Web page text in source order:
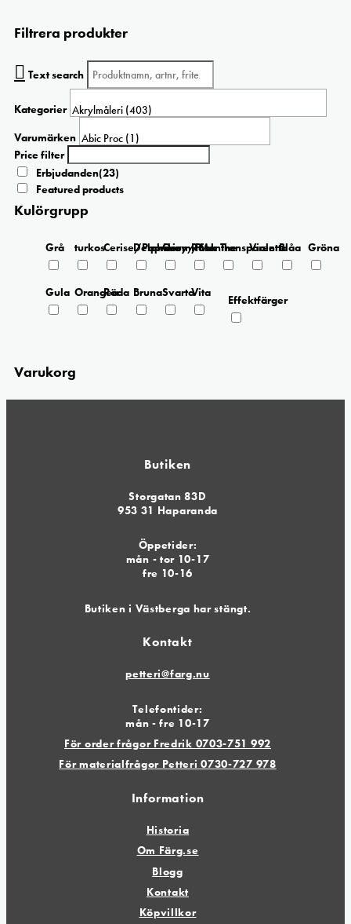
Filtrera produkter
Text search
Kategorier
Varumärken
Price filter
Erbjudanden(23)
Featured products
Kulörgrupp
Grå turkosCerise/Paprika
Delphinium/Menthe
Grey/Pink
Rosa Transparent
ViolettaBlåa Gröna
Gula Orangea
Röda BrunaSvartaVita
Effektfärger
Varukorg
Butiken
Storgatan 83D
953 31 Haparanda
Öppetider:
mån - tor 10-17
fre 10-16
Butiken i Västberga har stängt.
Kontakt
petteri@farg.nu
Telefontider:
mån - fre 10-17
För order frågor Fredrik 0703-751 992
För materialfrågor Petteri 0730-727 978
Information
Historia
Om Färg.se
Blogg
Kontakt
Köpvillkor